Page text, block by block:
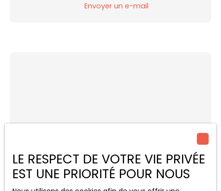
Envoyer un e-mail
LE RESPECT DE VOTRE VIE PRIVÉE
EST UNE PRIORITÉ POUR NOUS